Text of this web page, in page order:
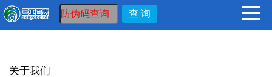
关于我们